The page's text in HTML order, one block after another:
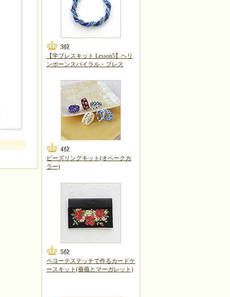
【学ブレスキット Lesson5】ヘリ
ンボーンスパイラル・ブレス
ビーズリングキット(オペークカ
ラー)
ペヨーテステッチで作るカードケ
ースキット(薔薇とマーガレット)